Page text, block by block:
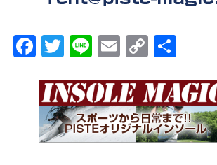
F
c
e
b
T
it
t
er
Li
e
E
ai
l
C
p
y
Li